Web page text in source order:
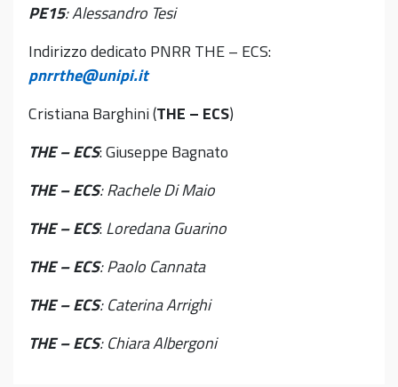
PE15: Alessandro Tesi
Indirizzo dedicato PNRR THE – ECS:
pnrrthe@unipi.it
Cristiana Barghini (THE – ECS)
THE – ECS: Giuseppe Bagnato
THE – ECS: Rachele Di Maio
THE – ECS:Loredana Guarino
THE – ECS: Paolo Cannata
THE – ECS: Caterina Arrighi
THE – ECS: Chiara Albergoni